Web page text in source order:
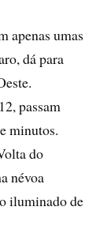
apenas umas
dá para
passam
minutos.
do
névoa
iluminado de